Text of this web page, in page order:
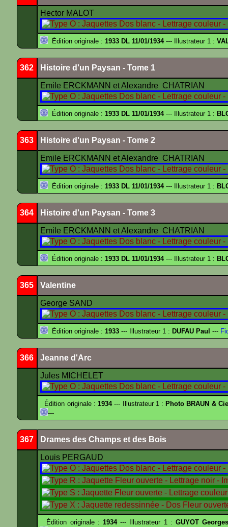
Hector MALOT
Édition originale : 1933 DL 11/01/1934--- Illustrateur 1 :
362 Histoire d'un Paysan - Tome 1
Emile ERCKMANN et Alexandre CHATRIAN
Édition originale : 1933 DL 11/01/1934--- Illustrateur 1 :
363 Histoire d'un Paysan - Tome 2
Emile ERCKMANN et Alexandre CHATRIAN
Édition originale : 1933 DL 11/01/1934--- Illustrateur 1 :
364 Histoire d'un Paysan - Tome 3
Emile ERCKMANN et Alexandre CHATRIAN
Édition originale : 1933 DL 11/01/1934--- Illustrateur 1 :
365 Valentine
George SAND
Édition originale : 1933 --- Illustrateur 1 : DUFAU Paul ---
366 Jeanne d'Arc
Jules MICHELET
Édition originale :1934--- Illustrateur 1 : Photo BRAUN &
---
367 Drames des Champs et des Bois
Louis PERGAUD
Édition originale : 1934--- Illustrateur 1 : GUYOT